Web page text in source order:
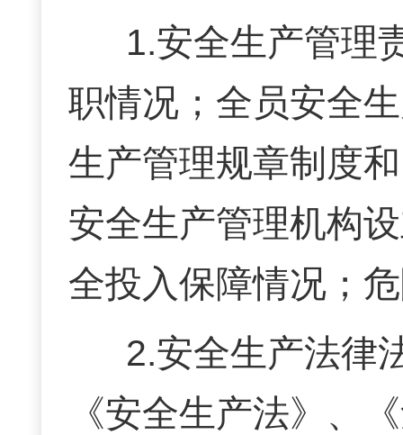
1.安全生产管理
职情况；全员安全
生产管理规章制度
安全生产管理机构
全投入保障情况 ；
2.安全生产法律
《安全生产法》、《